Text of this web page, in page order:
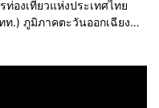
ท่องเที่ยวแห่งประเทศไทย
ท.) ภูมิภาคตะวันออกเฉียง